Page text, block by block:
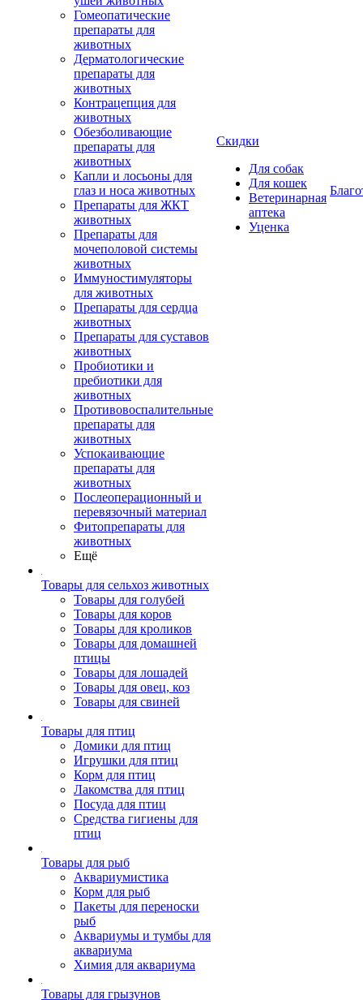
Гомеопатические
препараты для
животных
Дерматологические
препараты для
животных
Контрацепция для
животных
Обезболивающие
препараты для
животных
Капли и лосьоны для
глаз и носа животных
Препараты для ЖКТ
животных
Препараты для
мочеполовой системы
животных
Иммуностимуляторы
для животных
Препараты для сердца
животных
Препараты для суставов
животных
Пробиотики и
пребиотики для
животных
Противовоспалительные
препараты для
животных
Успокаивающие
препараты для
животных
Послеоперационный и
перевязочный материал
Фитопрепараты для
животных
Ещё
Товары для сельхоз животных
Товары для голубей
Товары для коров
Товары для кроликов
Товары для домашней
птицы
Товары для лошадей
Товары для овец, коз
Товары для свиней
Товары для птиц
Домики для птиц
Игрушки для птиц
Корм для птиц
Лакомства для птиц
Посуда для птиц
Средства гигиены для
птиц
Товары для рыб
Аквариумистика
Корм для рыб
Пакеты для переноски
рыб
Аквариумы и тумбы для
аквариума
Химия для аквариума
Товары для грызунов
Скидки
Для собак
Для кошек
Ветеринарная
аптека
Уценка